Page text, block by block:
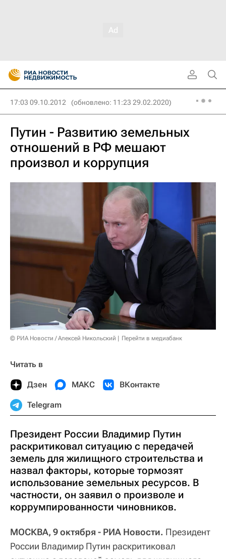
17:03 09.10.2012 (обновлено: 11:23 29.02.2020)
Путин - Развитию земельных
отношений в РФ мешают
произвол и коррупция
© РИА Новости / Алексей Никольский Перейти в медиабанк
Читать в
Дзен МАКС ВКонтакте
Telegram
Президент России Владимир Путин
раскритиковал ситуацию с передачей
земель для жилищного строительства и
назвал факторы, которые тормозят
использование земельных ресурсов. В
частности, он заявил о произволе и
коррумпированности чиновников.
МОСКВА, 9 октября - РИА Новости. Президент
России Владимир Путин раскритиковал